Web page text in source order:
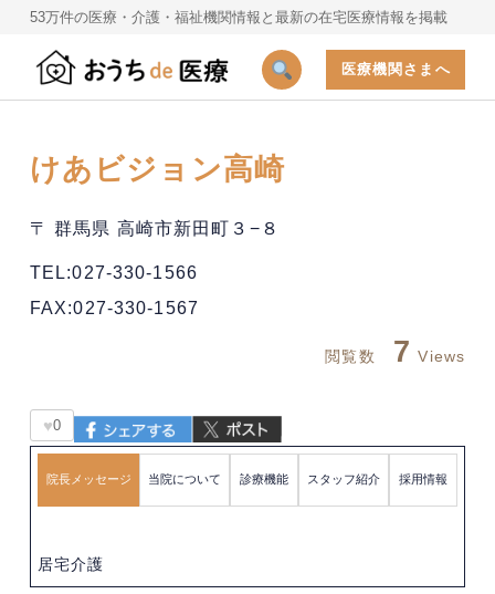
53万件の医療・介護・福祉機関情報と最新の在宅医療情報を掲載
医療機関さまへ
けあビジョン高崎
〒 群馬県 高崎市新田町３−８
TEL:027-330-1566
FAX:027-330-1567
閲覧数 7 Views
♥0
院長メッセージ 当院について 診療機能 スタッフ紹介 採用情報
居宅介護